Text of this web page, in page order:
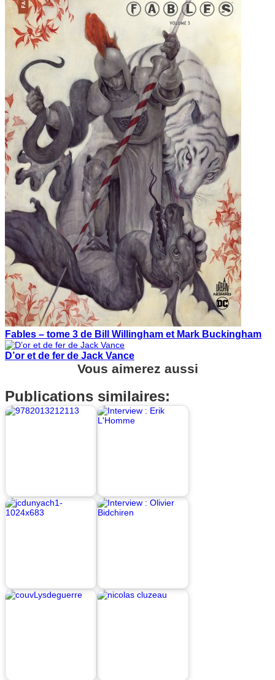
Fables – tome 3 de Bill Willingham et Mark Buckingham
D’or et de fer de Jack Vance
Vous aimerez aussi
Publications similaires: